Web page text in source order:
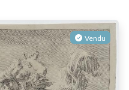
Vendu